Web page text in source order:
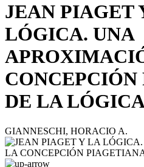
JEAN PIAGET
LÓGICA. UNA
DE LA
GIANNESCHI, HORACIO A.